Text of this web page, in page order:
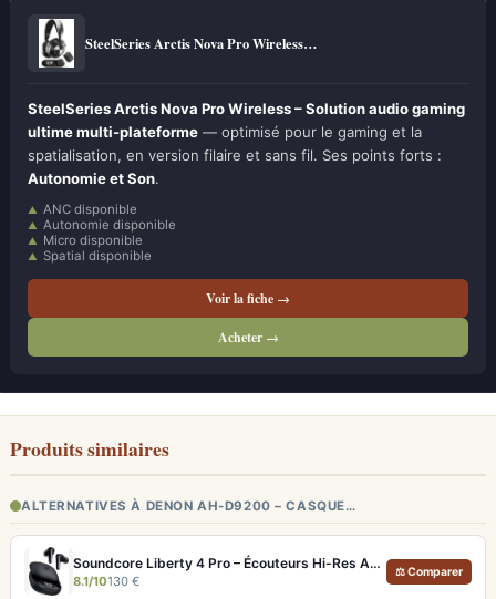
SteelSeries Arctis Nova Pro Wireless…
SteelSeries Arctis Nova Pro Wireless – Solution audio gaming
ultime multi-plateforme — optimisé pour le gaming et la
spatialisation, en version filaire et sans fil. Ses points forts :
Autonomie et Son.
ANC disponible
Autonomie disponible
Micro disponible
Spatial disponible
Voir la fiche →
Acheter →
Produits similaires
ALTERNATIVES À DENON AH-D9200 – CASQUE…
Soundcore Liberty 4 Pro – Écouteurs Hi-Res ANC 7 Capteurs et Fast Charge
8.1/10130 €
⚖ Comparer